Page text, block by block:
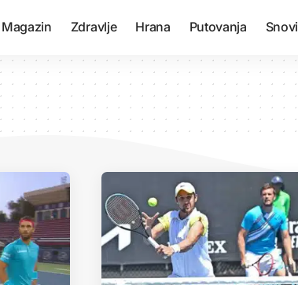
Magazin Zdravlje Hrana Putovanja Snovi